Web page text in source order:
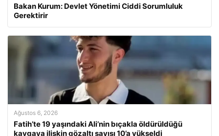
Bakan Kurum: Devlet Yönetimi Ciddi Sorumluluk
Gerektirir
Ağustos 6, 2026
Fatih’te 19 yaşındaki Ali’nin bıçakla öldürüldüğü
kavgaya ilişkin gözaltı sayısı 10’a yükseldi